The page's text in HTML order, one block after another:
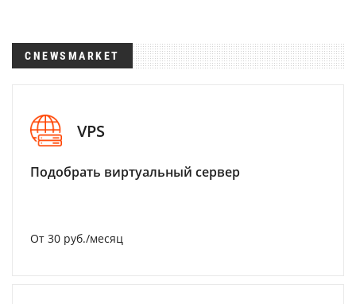
CNEWSMARKET
VPS
Подобрать виртуальный сервер
От 30 руб./месяц